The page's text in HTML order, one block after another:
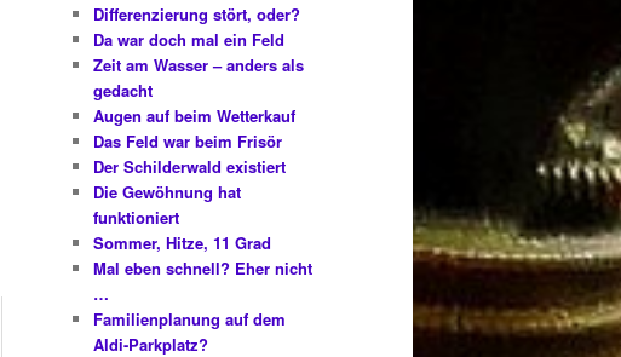
Differenzierung stört, oder?
Da war doch mal ein Feld
Zeit am Wasser – anders als
gedacht
Augen auf beim Wetterkauf
Das Feld war beim Frisör
Der Schilderwald existiert
Die Gewöhnung hat
funktioniert
Sommer, Hitze, 11 Grad
Mal eben schnell? Eher nicht
…
Familienplanung auf dem
Aldi-Parkplatz?